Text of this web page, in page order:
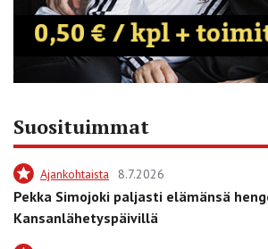
Suosituimmat
Ajankohtaista 8.7.2026
Pekka Simojoki paljasti elämänsä
Kansanlähetyspäivillä